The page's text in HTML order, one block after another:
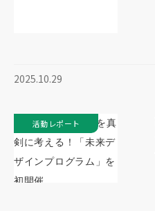
2025.10.29
活動レポート